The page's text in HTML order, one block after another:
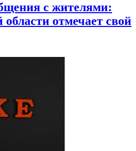
с жителями:
отмечает свой